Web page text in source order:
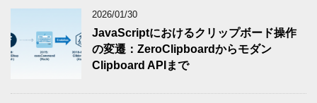
2026/01/30
JavaScriptにおけるクリップボード操作
の変遷：ZeroClipboardからモダン
Clipboard APIまで